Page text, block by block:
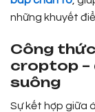
những khuyết
Công
croptop –
suông
Sự kết hợp giữa